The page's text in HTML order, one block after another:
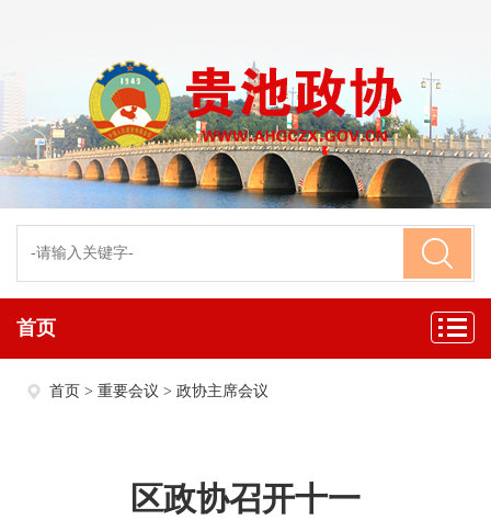
首页
首页 > 重要会议 > 政协主席会议
区政协召开十一